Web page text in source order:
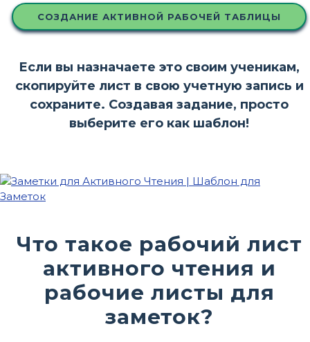
СОЗДАНИЕ АКТИВНОЙ РАБОЧЕЙ ТАБЛИЦЫ
Если вы назначаете это своим ученикам,
скопируйте лист в свою учетную запись и
сохраните. Создавая задание, просто
выберите его как шаблон!
Что такое рабочий лист
активного чтения и
рабочие листы для
заметок?